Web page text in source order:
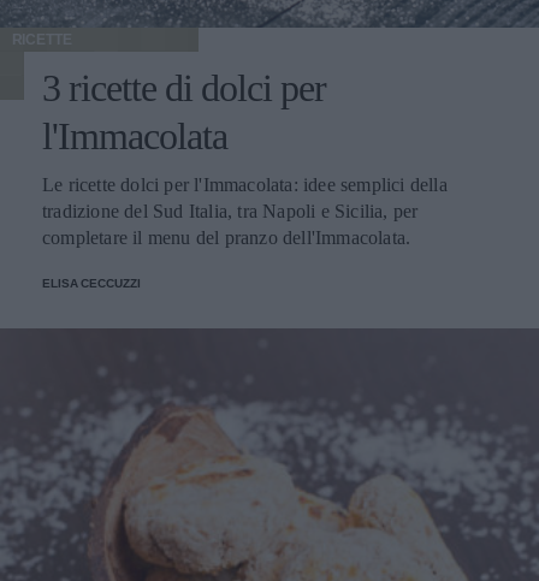
RICETTE
3 ricette di dolci per
l'Immacolata
Le ricette dolci per l'Immacolata: idee semplici della
tradizione del Sud Italia, tra Napoli e Sicilia, per
completare il menu del pranzo dell'Immacolata.
ELISA CECCUZZI